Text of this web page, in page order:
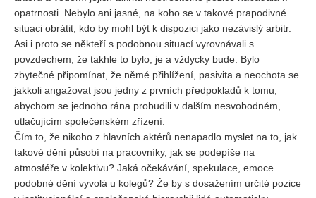
opatrnosti. Nebylo ani jasné, na koho se v takové prapodivné
situaci obrátit, kdo by mohl být k dispozici jako nezávislý arbitr.
Asi i proto se někteří s podobnou situací vyrovnávali s
povzdechem, že takhle to bylo, je a vždycky bude. Bylo
zbytečné připomínat, že němé přihlížení, pasivita a neochota se
jakkoli angažovat jsou jedny z prvních předpokladů k tomu,
abychom se jednoho rána probudili v dalším nesvobodném,
utlačujícím společenském zřízení.
Čím to, že nikoho z hlavních aktérů nenapadlo myslet na to, jak
takové dění působí na pracovníky, jak se podepíše na
atmosféře v kolektivu? Jaká očekávání, spekulace, emoce
podobné dění vyvolá u kolegů? Že by s dosažením určité pozice